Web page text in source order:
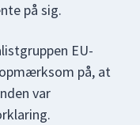
på sig.
EU-
på, at
var